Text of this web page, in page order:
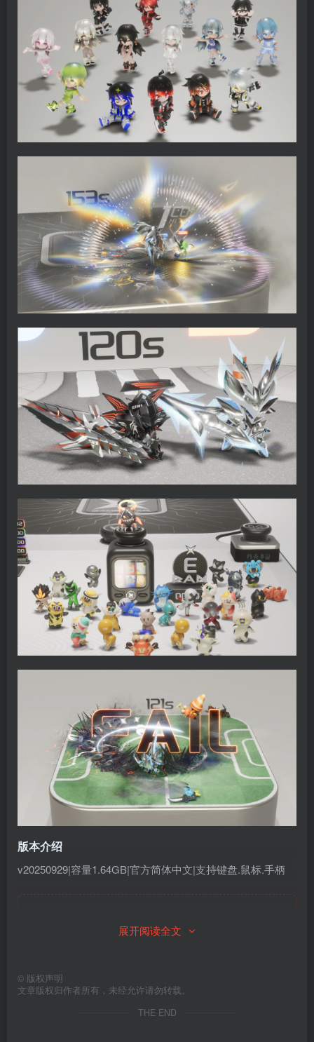
版本介绍
v20250929|容量1.64GB|官方简体中文|支持键盘.鼠标.手柄
展开阅读全文
© 版权声明
文章版权归作者所有，未经允许请勿转载。
THE END